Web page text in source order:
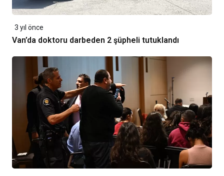
3 yıl önce
Van’da doktoru darbeden 2 şüpheli tutuklandı